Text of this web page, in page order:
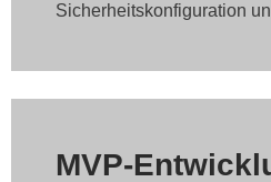
Sicherheitskonfiguration
MVP-